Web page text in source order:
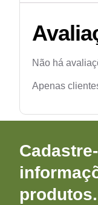
Não há
Apenas
produtos.